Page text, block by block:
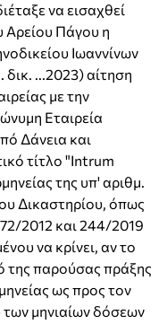
να εισαχθεί
Αρείου Πάγου η
Ιωαννίνων
...2023) αίτηση
με την
Εταιρεία
Δάνεια και
τίτλο "Intrum
της υπ' αριθμ.
Δικαστηρίου, όπως
2012 και 244/2019
να κρίνει, αν το
της παρούσας πράξης
ως προς τον
των μηνιαίων δόσεων